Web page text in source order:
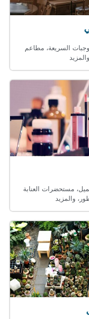
السريعة، مطاعم
مستحضرات العنابة
والمزيد